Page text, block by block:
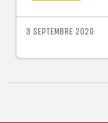
3 SEPTEMBRE 2020